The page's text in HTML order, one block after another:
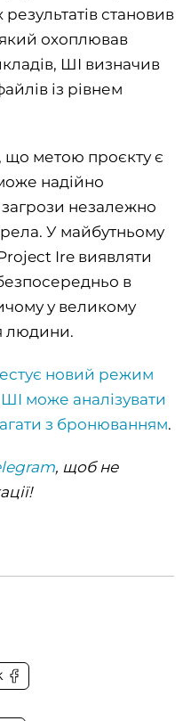
становив
охоплював
ШІ визначив
із рівнем
метою проєкту є
надійно
загрози незалежно
У майбутньому
Ire виявляти
в
у великому
людини.
новий режим
може аналізувати
з бронюванням.
, щоб не